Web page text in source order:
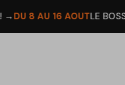
EN VACANCES ☀️ → 12